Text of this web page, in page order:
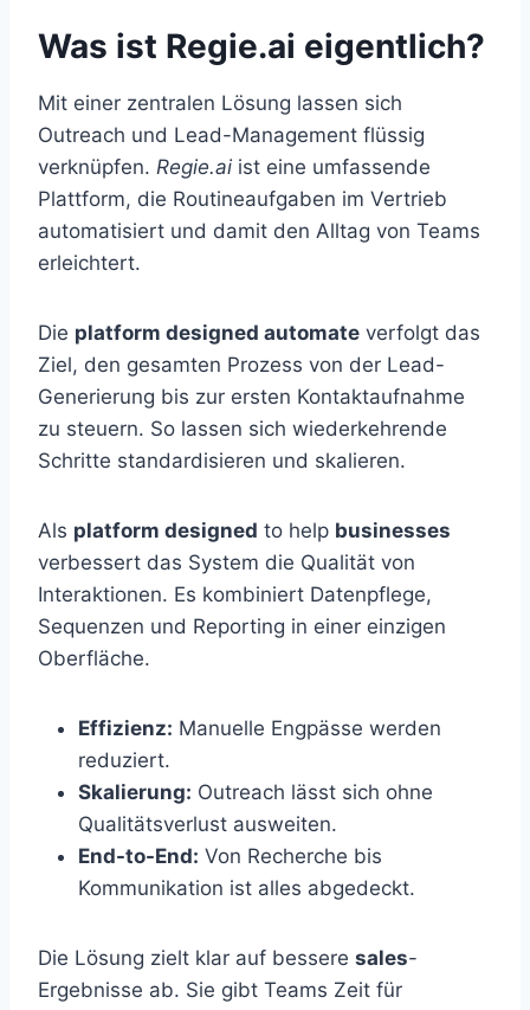
Was ist Regie.ai eigentlich?
Mit einer zentralen Lösung lassen sich
Outreach und Lead-Management flüssig
verknüpfen. Regie.ai ist eine umfassende
Plattform, die Routineaufgaben im Vertrieb
automatisiert und damit den Alltag von Teams
erleichtert.
Die platform designed automate verfolgt das
Ziel, den gesamten Prozess von der Lead-
Generierung bis zur ersten Kontaktaufnahme
zu steuern. So lassen sich wiederkehrende
Schritte standardisieren und skalieren.
Als platform designed to help businesses
verbessert das System die Qualität von
Interaktionen. Es kombiniert Datenpflege,
Sequenzen und Reporting in einer einzigen
Oberfläche.
Effizienz: Manuelle Engpässe werden
reduziert.
Skalierung: Outreach lässt sich ohne
Qualitätsverlust ausweiten.
End-to-End: Von Recherche bis
Kommunikation ist alles abgedeckt.
Die Lösung zielt klar auf bessere sales-
Ergebnisse ab. Sie gibt Teams Zeit für